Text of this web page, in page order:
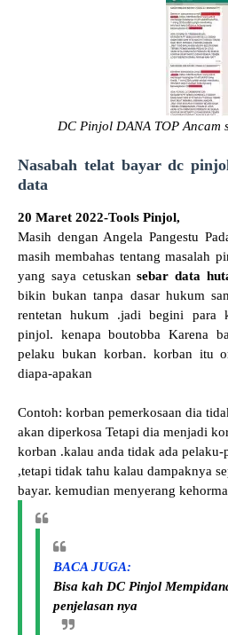
DC Pinjol DANA TOP Ancam
Nasabah telat bayar dc
data
20 Maret 2022-Tools Pinjol,
Masih dengan Angela Pangestu
masih membahas tentang masalah
yang saya cetuskansebar data
bikin bukan tanpa dasar hukum
rentetan hukum .jadi begini para
pinjol. kenapa boutobba Karena
pelaku bukan korban. korban itu
diapa-apakan
Contoh: korban pemerkosaan dia
akan diperkosa Tetapi dia menjadi
korban .kalau anda tidak ada
,tetapi tidak tahu kalau dampaknya
bayar. kemudian menyerang
BACA JUGA:
Bisa kah DC Pinjol
penjelasan nya